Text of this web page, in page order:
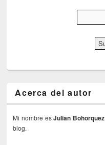
Acerca del autor
Mi nombre esJulian Bohorquez
blog.